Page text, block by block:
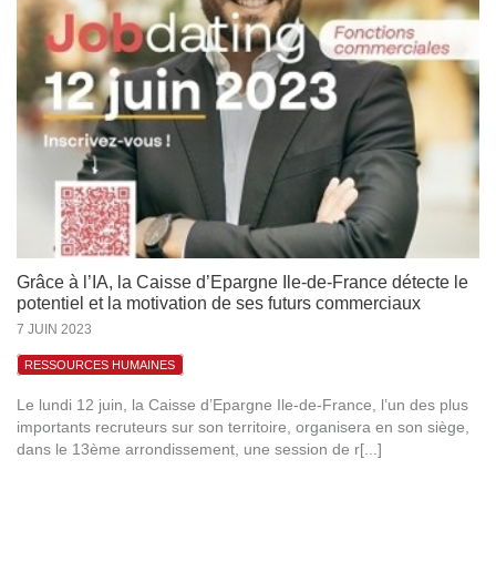
Grâce à l’IA, la Caisse d’Epargne Ile-de-France détecte le
potentiel et la motivation de ses futurs commerciaux
7 JUIN 2023
RESSOURCES HUMAINES
Le lundi 12 juin, la Caisse d’Epargne Ile-de-France, l’un des plus
importants recruteurs sur son territoire, organisera en son siège,
dans le 13ème arrondissement, une session de r[...]